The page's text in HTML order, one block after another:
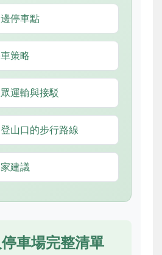
停車點
策略
運輸與接駁
山口的步行路線
建議
車場完整清單